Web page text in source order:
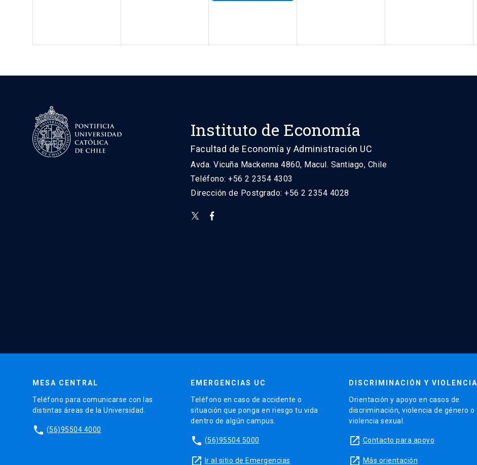
Instituto de Economía
Facultad de Economía y Administración UC
Avda. Vicuña Mackenna 4860, Macul. Santiago, Chile
Teléfono: +56 2 2354 4303
Dirección de Postgrado: +56 2 2354 4028
MESA CENTRAL
Teléfono para comunicarse con las
distintas áreas de la Universidad.
phone (56)95504 4000
EMERGENCIAS UC
Teléfono en caso de accidente o
situación que ponga en riesgo tu vida
dentro de algún campus.
phone (56)95504 5000
launch Ir al sitio de Emergencias
DISCRIMINACIÓN Y VIOLENCIA
Orientación y apoyo en casos de
discriminación, violencia de género o
violencia sexual.
launch Contacto para apoyo
launch Más orientación